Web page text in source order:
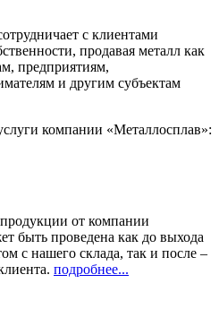
с клиентами
продавая металл как
предприятиям,
и другим субъектам
компании «Металлосплав»:
от компании
быть проведена как до выхода
с нашего склада, так и после –
подробнее...